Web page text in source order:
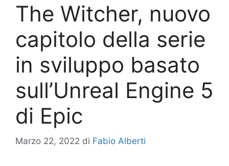
The Witcher, nuovo
capitolo della serie
in sviluppo basato
sull’Unreal Engine 5
di Epic
Marzo 22, 2022 di Fabio Alberti